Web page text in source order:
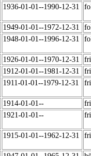
1936-01-01--1990-12-31
1949-01-01--1972-12-31
1948-01-01--1996-12-31
1926-01-01--1970-12-31
1912-01-01--1981-12-31
1911-01-01--1979-12-31
1914-01-01--
1921-01-01--
1915-01-01--1962-12-31